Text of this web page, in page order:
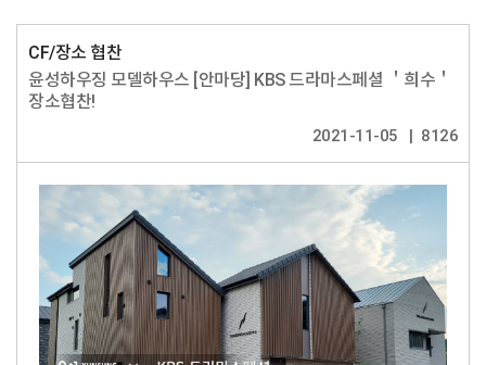
CF/장소 협찬
윤성하우징 모델하우스 [안마당] KBS 드라마스페셜 ＇희수＇
장소협찬!
2021-11-05 8126